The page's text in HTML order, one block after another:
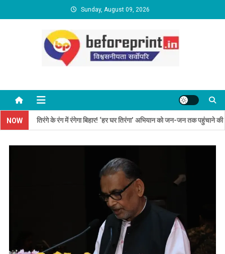
to
Sunday, August 09, 2026
NOWतिरंगे के रंग में रंगेगा बिहार! ‘हर घर तिरंगा’ अभियान को जन-जन तक पहुंचाने की तैयारी-